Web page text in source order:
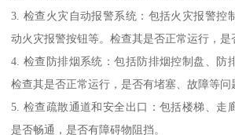
3. 检查火灾自动报警系统：包括火灾报警控
动火灾报警按钮等。检查其是否正常运行，是
4. 检查防排烟系统：包括防排烟控制盘、防
检查其是否正常运行，是否有堵塞、故障等问
5. 检查疏散通道和安全出口：包括楼梯、走
是否畅通，是否有障碍物阻挡。